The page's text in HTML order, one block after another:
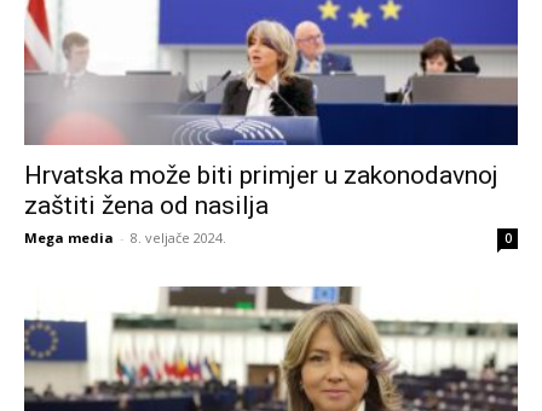
Hrvatska može biti primjer u zakonodavnoj
zaštiti žena od nasilja
Mega media - 8. veljače 2024. 0